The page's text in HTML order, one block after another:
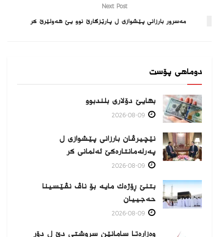
Next Post
مه‌سرور بارزانی پێشوازی ل پارێزگارێ نوو یێ هه‌ولێرێ كر
دوماهی پۆست
بهایێ دۆلاری بلندبوو
نێچیرڤان بارزانی پێشوازی ل
پەرلەمانتارەكێ ئەلمانی كر
بتنێ ڕۆژەك مایە بۆ ناڤ نڤێسینا
حەجییان
وەزارەتا سامانێن سروشتی دێ ل دۆر